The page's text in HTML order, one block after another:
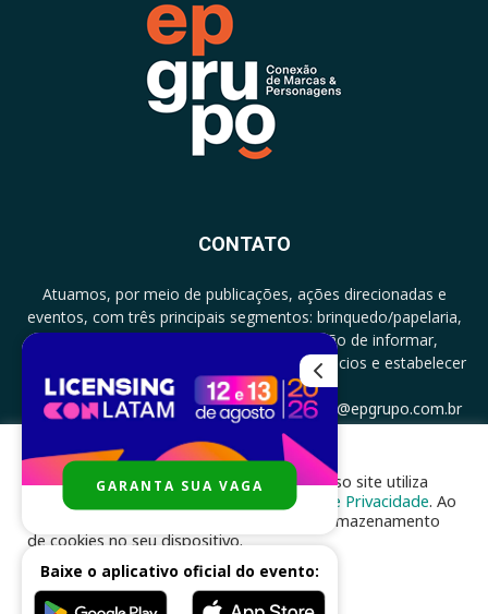
CONTATO
Atuamos, por meio de publicações, ações direcionadas e
eventos, com três principais segmentos: brinquedo/papelaria,
licenciamento e zero a três com a missão de informar,
documentar, proporcionar encontro de negócios e estabelecer
parcerias.
CONTATO: +5511994513097 - atendimento@epgrupo.com.br
SIGA-NOS
Para melhor experiência e navegação, nosso site utiliza
cookies, de acordo com a nossa
Política de Privacidade. Ao
clicar em “aceito”, você concorda com o armazenamento
de cookies no seu dispositivo.
ACEITAR
GARANTA SUA VAGA
Baixe o aplicativo oficial do evento: